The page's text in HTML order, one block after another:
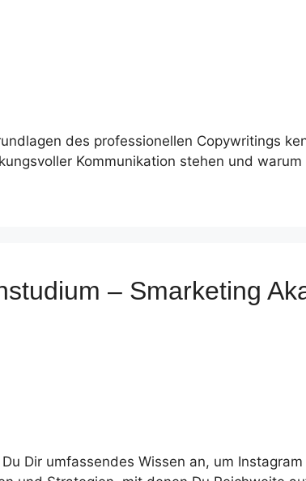
des professionellen Copywritings
Kommunikation stehen und
– Smarketing
Dir umfassendes Wissen an, um